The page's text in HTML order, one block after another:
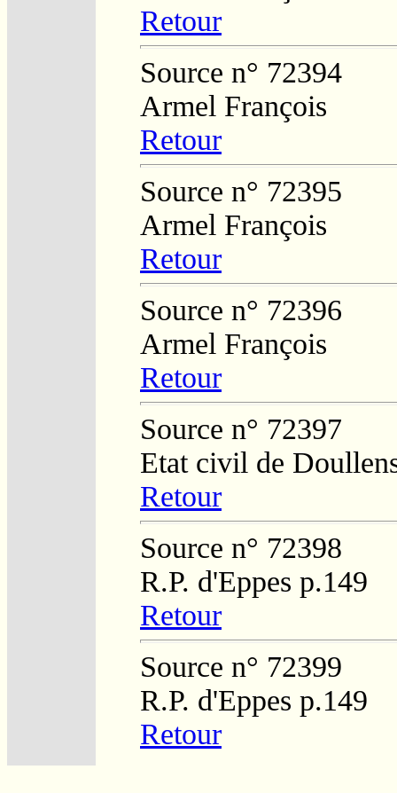
Retour
Source n° 72394
Armel François
Retour
Source n° 72395
Armel François
Retour
Source n° 72396
Armel François
Retour
Source n° 72397
Etat civil de
Retour
Source n° 72398
R.P. d'Eppes p.149
Retour
Source n° 72399
R.P. d'Eppes p.149
Retour